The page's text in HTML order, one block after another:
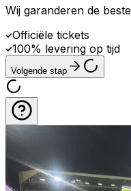
Wij garanderen de
Officiële tickets
100% levering op tijd
Volgende stap